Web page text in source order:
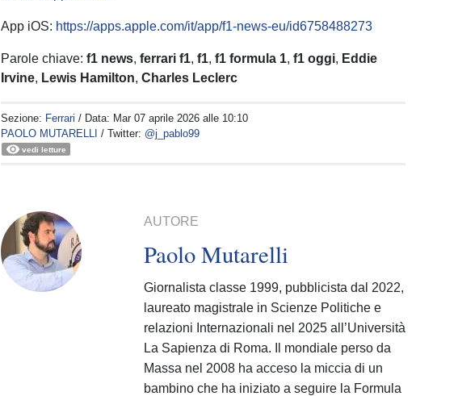
App iOS: https://apps.apple.com/it/app/f1-news-eu/id6758488273
Parole chiave:f1 news,ferrari f1,f1,f1 formula 1,f1 oggi, Eddie
Irvine, Lewis Hamilton,Charles Leclerc
Sezione: Ferrari / Data: Mar 07 aprile 2026 alle 10:10
PAOLO MUTARELLI / Twitter: @j_pablo99
vedi letture
AUTORE
Paolo Mutarelli
Giornalista classe 1999, pubblicista dal 2022,
laureato magistrale in Scienze Politiche e
relazioni Internazionali nel 2025 all’Università
La Sapienza di Roma. Il mondiale perso da
Massa nel 2008 ha acceso la miccia di un
bambino che ha iniziato a seguire la Formula